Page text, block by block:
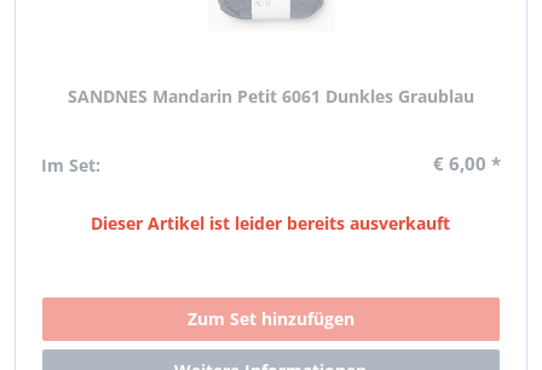
SANDNES Mandarin Petit 6061 Dunkles Graublau
Im Set: € 6,00 *
Dieser Artikel ist leider bereits ausverkauft